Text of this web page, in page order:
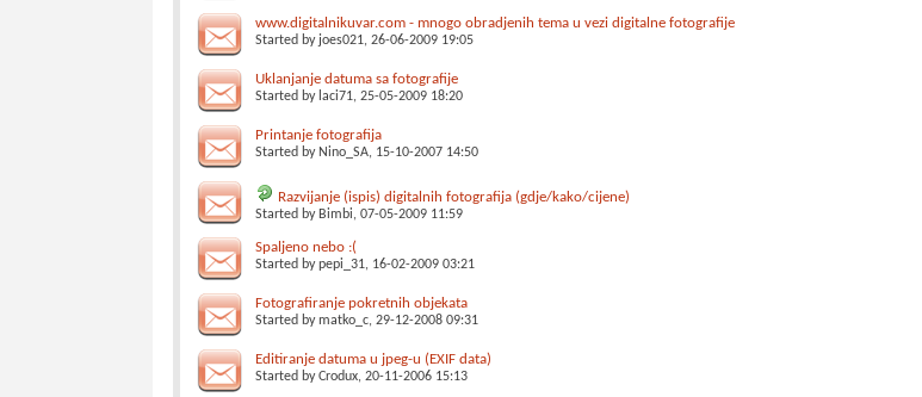
www.digitalnikuvar.com - mnogo obradjenih tema u vezi digitalne fotografije
Started by joes021, 26-06-2009 19:05
Uklanjanje datuma sa fotografije
Started by laci71, 25-05-2009 18:20
Printanje fotografija
Started by Nino_SA, 15-10-2007 14:50
Razvijanje (ispis) digitalnih fotografija (gdje/kako/cijene)
Started by Bimbi, 07-05-2009 11:59
Spaljeno nebo :(
Started bypepi_31, 16-02-2009 03:21
Fotografiranje pokretnih objekata
Started bymatko_c, 29-12-2008 09:31
Editiranje datuma u jpeg-u (EXIF data)
Started byCrodux, 20-11-2006 15:13